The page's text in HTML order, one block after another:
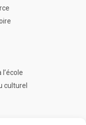
culturel